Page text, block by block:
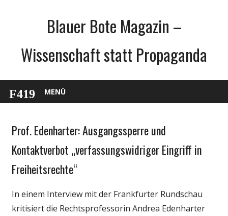
Blauer Bote Magazin –
Wissenschaft statt Propaganda
MENÜ
Gesellschaft
Wirtschaft
Wissenschaft
Prof. Edenharter: Ausgangssperre und
Kontaktverbot „verfassungswidriger Eingriff in
Freiheitsrechte“
In einem Interview mit der Frankfurter Rundschau
kritisiert die Rechtsprofessorin Andrea Edenharter